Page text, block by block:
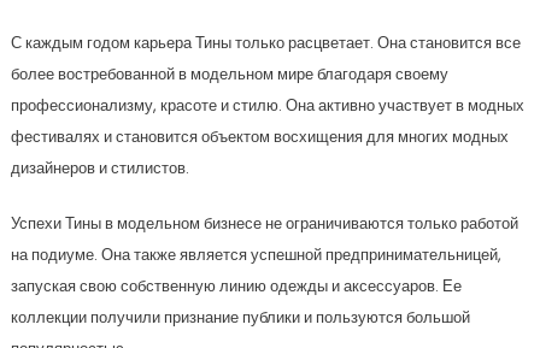
С каждым годом карьера Тины только расцветает. Она становится все
более востребованной в модельном мире благодаря своему
профессионализму, красоте и стилю. Она активно участвует в модных
фестивалях и становится объектом восхищения для многих модных
дизайнеров и стилистов.
Успехи Тины в модельном бизнесе не ограничиваются только работой
на подиуме. Она также является успешной предпринимательницей,
запуская свою собственную линию одежды и аксессуаров. Ее
коллекции получили признание публики и пользуются большой